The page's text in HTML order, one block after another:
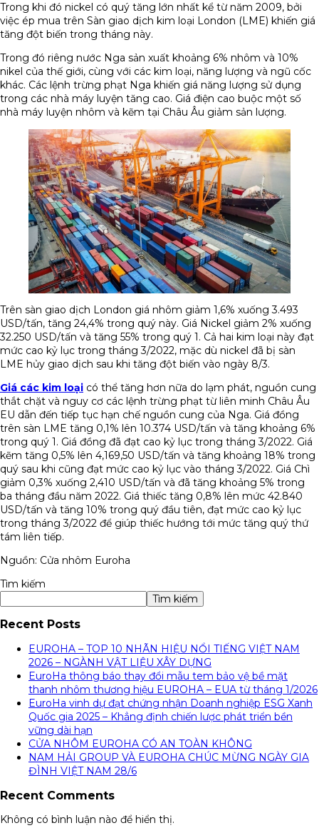
Trong khi đó nickel có quý tăng lớn nhất kể từ năm 2009, bởi
việc ép mua trên Sàn giao dịch kim loại London (LME) khiến giá
tăng đột biến trong tháng này.
Trong đó riêng nước Nga sản xuất khoảng 6% nhôm và 10%
nikel của thế giới, cùng với các kim loại, năng lượng và ngũ cốc
khác. Các lệnh trừng phạt Nga khiến giá năng lượng sử dụng
trong các nhà máy luyện tăng cao. Giá điện cao buộc một số
nhà máy luyện nhôm và kẽm tại Châu Âu giảm sản lượng.
Trên sàn giao dịch London giá nhôm giảm 1,6% xuống 3.493
USD/tấn, tăng 24,4% trong quý này. Giá Nickel giảm 2% xuống
32.250 USD/tấn và tăng 55% trong quý 1. Cả hai kim loại này đạt
mức cao kỷ lục trong tháng 3/2022, mặc dù nickel đã bị sàn
LME hủy giao dịch sau khi tăng đột biến vào ngày 8/3.
Giá các kim loại có thể tăng hơn nữa do lạm phát, nguồn cung
thắt chặt và nguy cơ các lệnh trừng phạt từ liên minh Châu Âu
EU dẫn đến tiếp tục hạn chế nguồn cung của Nga. Giá đồng
trên sàn LME tăng 0,1% lên 10.374 USD/tấn và tăng khoảng 6%
trong quý 1. Giá đồng đã đạt cao kỷ lục trong tháng 3/2022. Giá
kẽm tăng 0,5% lên 4,169,50 USD/tấn và tăng khoảng 18% trong
quý sau khi cũng đạt mức cao kỷ lục vào tháng 3/2022. Giá Chì
giảm 0,3% xuống 2,410 USD/tấn và đã tăng khoảng 5% trong
ba tháng đầu năm 2022. Giá thiếc tăng 0,8% lên mức 42.840
USD/tấn và tăng 10% trong quý đầu tiên, đạt mức cao kỷ lục
trong tháng 3/2022 để giúp thiếc hướng tới mức tăng quý thứ
tám liên tiếp.
Nguồn: Cửa nhôm Euroha
Tìm kiếm
Tìm kiếm
Recent Posts
EUROHA – TOP 10 NHÃN HIỆU NỔI TIẾNG VIỆT NAM
2026 – NGÀNH VẬT LIỆU XÂY DỰNG
EuroHa thông báo thay đổi mẫu tem bảo vệ bề mặt
thanh nhôm thương hiệu EUROHA – EUA từ tháng 1/2026
EuroHa vinh dự đạt chứng nhận Doanh nghiệp ESG Xanh
Quốc gia 2025 – Khẳng định chiến lược phát triển bền
vững dài hạn
CỬA NHÔM EUROHA CÓ AN TOÀN KHÔNG
NAM HẢI GROUP VÀ EUROHA CHÚC MỪNG NGÀY GIA
ĐÌNH VIỆT NAM 28/6
Recent Comments
Không có bình luận nào để hiển thị.